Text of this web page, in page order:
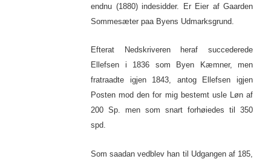
endnu (1880) indesidder. Er Eier af Gaarden
Sommesæter paa Byens Udmarksgrund.
Efterat Nedskriveren heraf succederede
Ellefsen i 1836 som Byen Kæmner, men
fratraadte igjen 1843, antog Ellefsen igjen
Posten mod den for mig bestemt usle Løn af
200 Sp. men som snart forhøiedes til 350
spd.
Som saadan vedblev han til Udgangen af 185,